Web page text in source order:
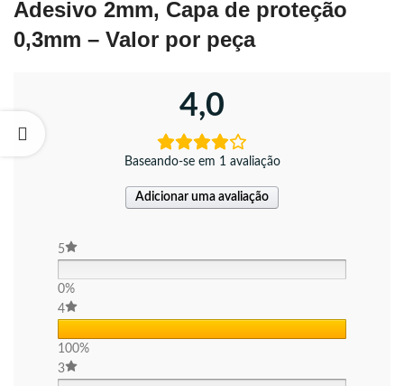
Adesivo 2mm, Capa de proteção
0,3mm – Valor por peça
4,0
Baseando-se em 1 avaliação
Adicionar uma avaliação
5
0%
4
100%
3